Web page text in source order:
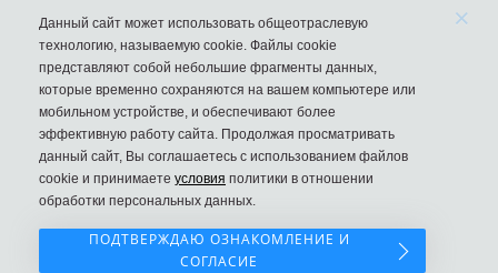
Сумки Louis Vuitton
8 (495) 203-76-44
Магазин в Москве
Данный сайт может использовать общеотраслевую
технологию, называемую cookie. Файлы cookie
представляют собой небольшие фрагменты данных,
которые временно сохраняются на вашем компьютере или
мобильном устройстве, и обеспечивают более
эффективную работу сайта. Продолжая просматривать
данный сайт, Вы соглашаетесь с использованием файлов
cookie и принимаете условия политики в отношении
обработки персональных данных.
×
ПОДТВЕРЖДАЮ ОЗНАКОМЛЕНИЕ И
СОГЛАСИЕ